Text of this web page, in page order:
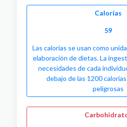
Calorías
59
Las calorías se usan como
elaboración de dietas. La
necesidades de cada
debajo de las 1200
peligrosas